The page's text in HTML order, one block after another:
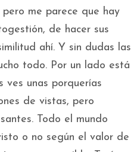
me parece que hay
de hacer sus
ahí. Y sin dudas las
todo. Por un lado está
ves unas porquerías
de vistas, pero
Todo el mundo
o no según el valor de